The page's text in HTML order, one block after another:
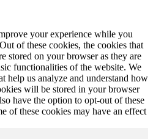
your experience while you
of these cookies, the cookies that
stored on your browser as they are
functionalities of the website. We
help us analyze and understand how
will be stored in your browser
have the option to opt-out of these
of these cookies may have an effect